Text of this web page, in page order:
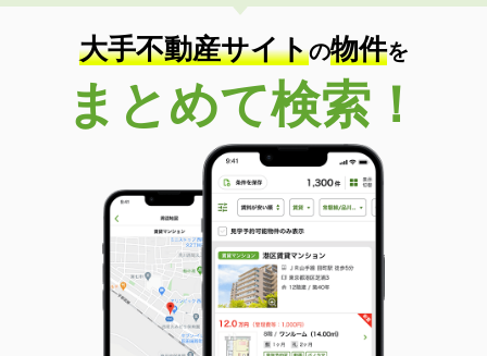
大阪府大阪市淀川区十三東３丁目
物件種別
貸店舗
使用面積 62.6m²
大阪府大阪市淀川区西三国３丁目
16.50万円
大阪府大阪市淀川区西三国３丁目
物件種別 貸店舗
使用面積
89.25m²
東京都千代田区九段北３丁目
価 格
49.06万円
住 所
東京都千代田区九段北３丁目
大手不動産サイトの物件を
まとめて検索！